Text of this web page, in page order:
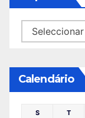
Arquivo
Calendário
S T